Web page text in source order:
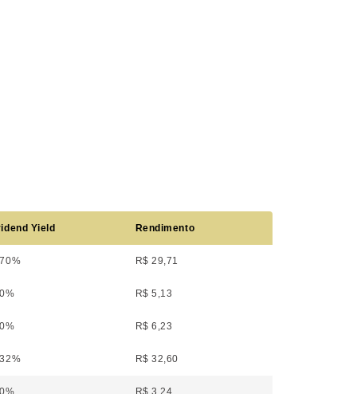
Yield Rendimento
R$ 29,71
R$ 5,13
R$ 6,23
R$ 32,60
R$ 3,24